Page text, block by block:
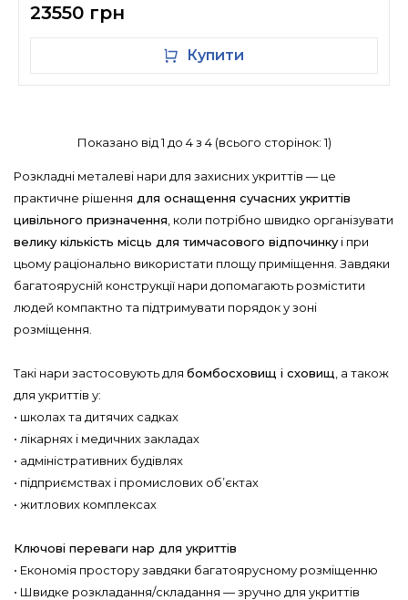
23550 грн
Купити
Показано від 1 до 4 з 4 (всього сторінок: 1)
Розкладні металеві нари для захисних укриттів — це
практичне рішення для оснащення сучасних укриттів
цивільного призначення , коли потрібно швидко організувати
велику кількість місць для тимчасового відпочинкуі при
цьому раціонально використати площу приміщення. Завдяки
багатоярусній конструкції нари допомагають розмістити
людей компактно та підтримувати порядок у зоні
розміщення.
Такі нари застосовують для бомбосховищ і сховищ , а також
для укриттів у:
• школах та дитячих садках
• лікарнях і медичних закладах
• адміністративних будівлях
• підприємствах і промислових об’єктах
• житлових комплексах
Ключові переваги нар для укриттів
• Економія простору завдяки багатоярусному розміщенню
• Швидке розкладання/складання — зручно для укриттів